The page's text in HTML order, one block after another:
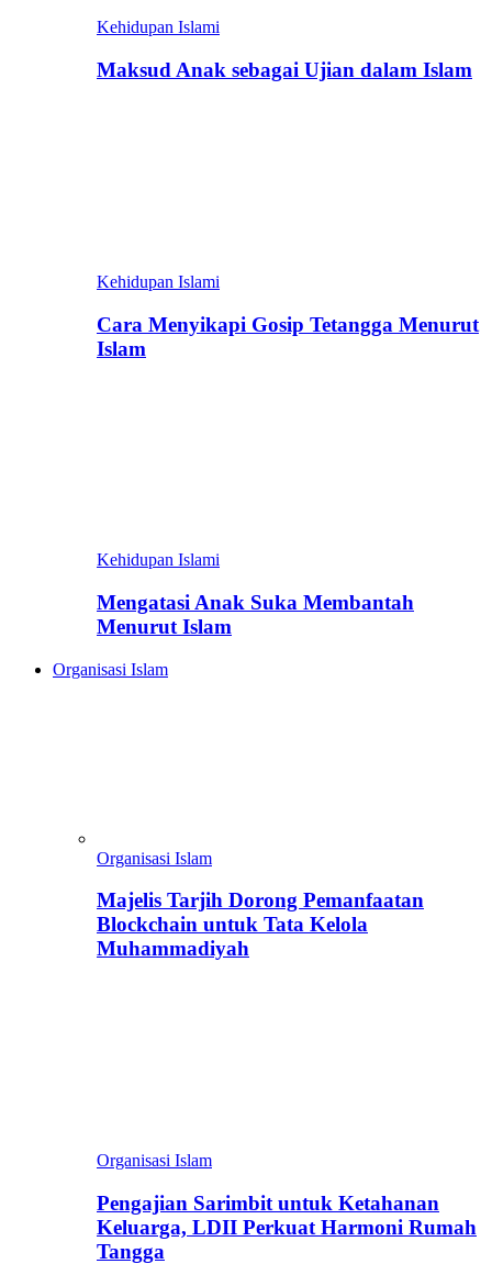
Kehidupan Islami
Maksud Anak sebagai Ujian dalam Islam
Kehidupan Islami
Cara Menyikapi Gosip Tetangga Menurut
Islam
Kehidupan Islami
Mengatasi Anak Suka Membantah
Menurut Islam
Organisasi Islam
Organisasi Islam
Majelis Tarjih Dorong Pemanfaatan
Blockchain untuk Tata Kelola
Muhammadiyah
Organisasi Islam
Pengajian Sarimbit untuk Ketahanan
Keluarga, LDII Perkuat Harmoni Rumah
Tangga